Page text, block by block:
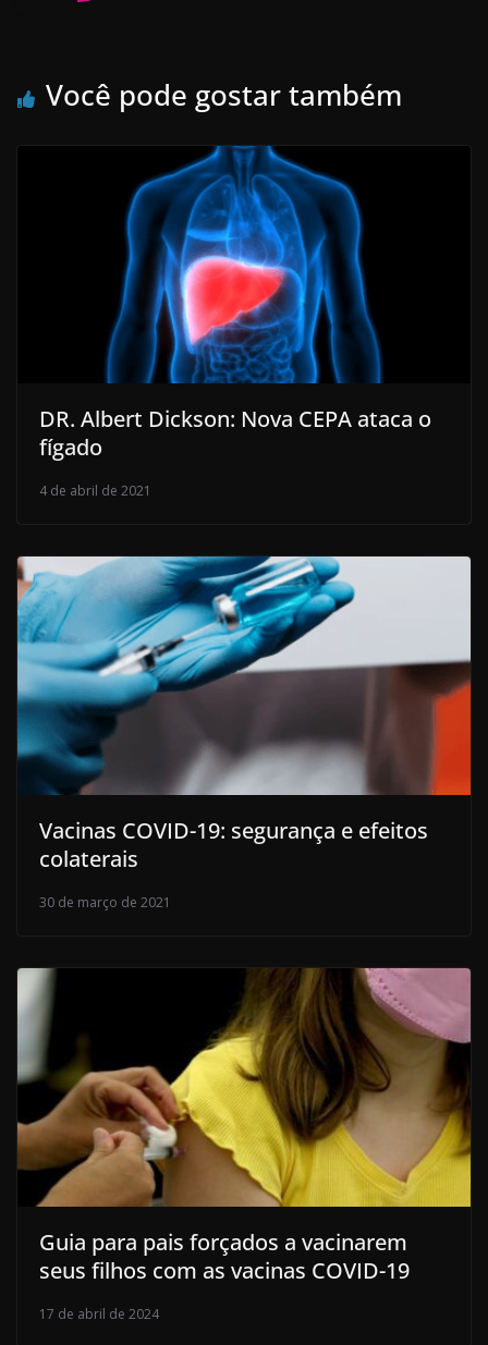
Você pode gostar também
DR. Albert Dickson: Nova CEPA ataca o
fígado
4 de abril de 2021
Vacinas COVID-19: segurança e efeitos
colaterais
30 de março de 2021
Guia para pais forçados a vacinarem
seus filhos com as vacinas COVID-19
17 de abril de 2024